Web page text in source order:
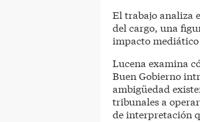
El trabajo analiza
del cargo, una
impacto mediático
Lucena examina
Buen Gobierno
ambigüedad
tribunales a
de interpretación